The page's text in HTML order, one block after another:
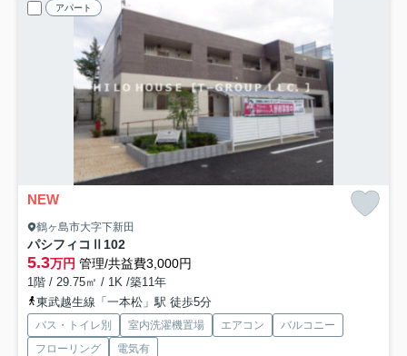
アパート
NEW
鶴ヶ島市大字下新田
パシフィコⅡ 102
5.3万円 管理/共益費3,000円
1階 / 29.75㎡ / 1K /築11年
東武越生線「一本松」駅 徒歩5分
バス・トイレ別 室内洗濯機置場 エアコン
バルコニー
フローリング
電気有